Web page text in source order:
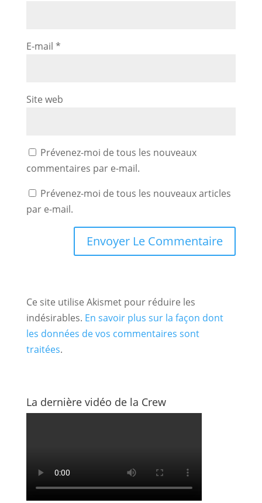
E-mail *
Site web
Prévenez-moi de tous les nouveaux
commentaires par e-mail.
Prévenez-moi de tous les nouveaux articles
par e-mail.
Ce site utilise Akismet pour réduire les
indésirables. En savoir plus sur la façon dont
les données de vos commentaires sont
traitées.
La dernière vidéo de la Crew